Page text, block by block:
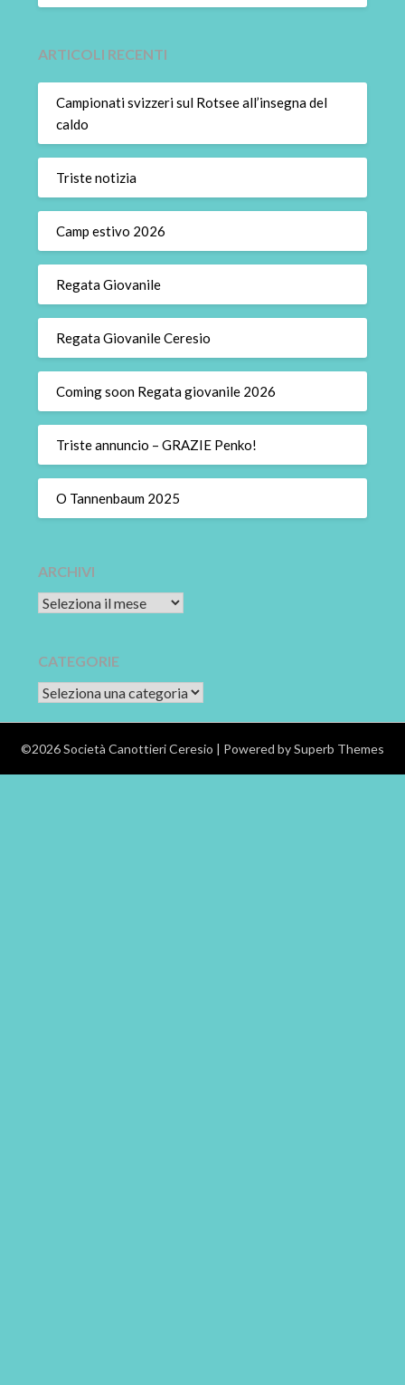
ARTICOLI RECENTI
Campionati svizzeri sul Rotsee all’insegna del
caldo
Triste notizia
Camp estivo 2026
Regata Giovanile
Regata Giovanile Ceresio
Coming soon Regata giovanile 2026
Triste annuncio – GRAZIE Penko!
O Tannenbaum 2025
ARCHIVI
Archivi
CATEGORIE
CATEGORIE
©2026 Società Canottieri Ceresio | Powered bySuperb Themes